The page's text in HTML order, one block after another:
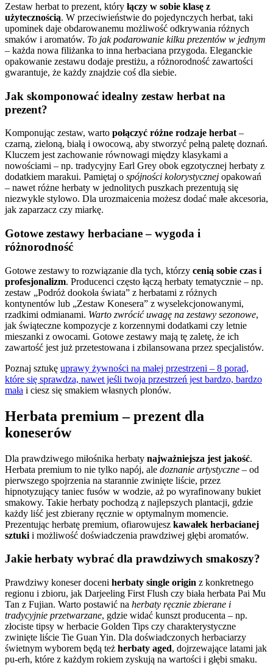
Zestaw herbat to prezent, który łączy w sobie klasę z
użytecznością. W przeciwieństwie do pojedynczych herbat, taki
upominek daje obdarowanemu możliwość odkrywania różnych
smaków i aromatów. To jak podarowanie kilku prezentów w jednym
– każda nowa filiżanka to inna herbaciana przygoda. Eleganckie
opakowanie zestawu dodaje prestiżu, a różnorodność zawartości
gwarantuje, że każdy znajdzie coś dla siebie.
Jak skomponować idealny zestaw herbat na
prezent?
Komponując zestaw, warto połączyć różne rodzaje herbat –
czarną, zieloną, białą i owocową, aby stworzyć pełną paletę doznań.
Kluczem jest zachowanie równowagi między klasykami a
nowościami – np. tradycyjny Earl Grey obok egzotycznej herbaty z
dodatkiem marakui. Pamiętaj o spójności kolorystycznej opakowań
– nawet różne herbaty w jednolitych puszkach prezentują się
niezwykle stylowo. Dla urozmaicenia możesz dodać małe akcesoria,
jak zaparzacz czy miarkę.
Gotowe zestawy herbaciane – wygoda i
różnorodność
Gotowe zestawy to rozwiązanie dla tych, którzy cenią sobie czas i
profesjonalizm. Producenci często łączą herbaty tematycznie – np.
zestaw „Podróż dookoła świata” z herbatami z różnych
kontynentów lub „Zestaw Konesera” z wyselekcjonowanymi,
rzadkimi odmianami. Warto zwrócić uwagę na zestawy sezonowe,
jak świąteczne kompozycje z korzennymi dodatkami czy letnie
mieszanki z owocami. Gotowe zestawy mają tę zaletę, że ich
zawartość jest już przetestowana i zbilansowana przez specjalistów.
Poznaj sztukę uprawy żywności na małej przestrzeni – 8 porad,
które się sprawdza, nawet jeśli twoja przestrzeń jest bardzo, bardzo
mała i ciesz się smakiem własnych plonów.
Herbata premium – prezent dla
koneserów
Dla prawdziwego miłośnika herbaty najważniejsza jest jakość.
Herbata premium to nie tylko napój, ale doznanie artystyczne – od
pierwszego spojrzenia na starannie zwinięte liście, przez
hipnotyzujący taniec fusów w wodzie, aż po wyrafinowany bukiet
smakowy. Takie herbaty pochodzą z najlepszych plantacji, gdzie
każdy liść jest zbierany ręcznie w optymalnym momencie.
Prezentując herbatę premium, ofiarowujesz kawałek herbacianej
sztuki i możliwość doświadczenia prawdziwej głębi aromatów.
Jakie herbaty wybrać dla prawdziwych smakoszy?
Prawdziwy koneser doceni herbaty single origin z konkretnego
regionu i zbioru, jak Darjeeling First Flush czy biała herbata Pai Mu
Tan z Fujian. Warto postawić na herbaty ręcznie zbierane i
tradycyjnie przetwarzane, gdzie widać kunszt producenta – np.
złociste tipsy w herbacie Golden Tips czy charakterystyczne
zwinięte liście Tie Guan Yin. Dla doświadczonych herbaciarzy
świetnym wyborem będą też herbaty aged, dojrzewające latami jak
pu-erh, które z każdym rokiem zyskują na wartości i głębi smaku.